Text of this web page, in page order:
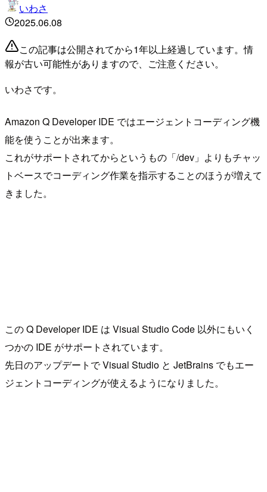
いわさ
2025.06.08
この記事は公開されてから1年以上経過しています。情
報が古い可能性がありますので、ご注意ください。
いわさです。
Amazon Q Developer IDE ではエージェントコーディング機
能を使うことが出来ます。
これがサポートされてからというもの「/dev」よりもチャッ
トベースでコーディング作業を指示することのほうが増えて
きました。
この Q Developer IDE は Visual Studio Code 以外にもいく
つかの IDE がサポートされています。
先日のアップデートで Visual Studio と JetBrains でもエー
ジェントコーディングが使えるようになりました。